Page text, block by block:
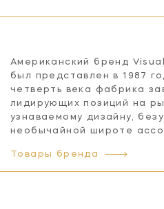
Американский бренд
был представлен в 1987
четверть века фабрика
лидирующих позиций на
узнаваемому дизайну,
необычайной широте
Товары бренда